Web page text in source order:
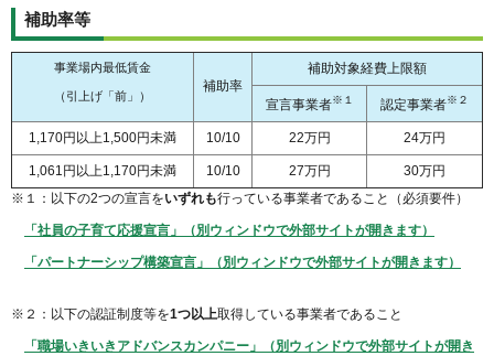
補助率等
事業場内最低賃金
（引上げ「前」）
補助率
補助対象経費上限額
宣言事業者※１ 認定事業者※２
1,170円以上1,500円未満 10/10 22万円 24万円
1,061円以上1,170円未満 10/10 27万円
30万円
※１：以下の2つの宣言をいずれも行っている事業者であること（必須要件）
「社員の子育て応援宣言」（別ウィンドウで外部サイトが開きます）
「パートナーシップ構築宣言」（別ウィンドウで外部サイトが開きます）
※２：以下の認証制度等を1つ以上取得している事業者であること
「職場いきいきアドバンスカンパニー」（別ウィンドウで外部サイトが開き